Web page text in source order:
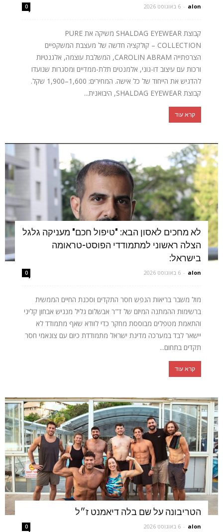
alon
- 6 באוגוסט 2026 0
קבוצת SHALDAG EYEWEAR משיקה את PURE
COLLECTION – קולקציה חדשה של מעצבת המשקפיים
הצרפתייה CAROLIN ABRAM, המשלבת עוצמה, אלגנטיות
ורכות עם עיצוב דו-גוני, אלמנטים תלת-ממדיים ומסגרות שנועדו
להדגיש את הייחוד של כל אישה. המחירים: 1,600–1,900 שקל.
קבוצת SHALDAG EYEWEAR, היבואנית...
קרא עוד
לא מחכים לאסון הבא: "טיפול חכם" מעניקה גלגל
הצלה ראשוני למתמודדי הפוסט-טראומה
בישראל:
alon
- 6 באוגוסט 2026 0
מול משבר בריאות הנפש חסר התקדים וסכנת החיים הממשית
ברשימות ההמתנה המיזם של ד"ר אבשלום גליל מנגיש אבחון קליני
והתאמת מטפלים מבוססת מחקר כדי לוודא שאף מתמודד לא
יישאר לבד במערכה מדינת ישראל מתמודדת כיום עם צונאמי חסר
תקדים בתחום...
קרא עוד
הטריבונה על שם בלה דיאמנט ז״ל
alon
- 6 באוגוסט 2026 0